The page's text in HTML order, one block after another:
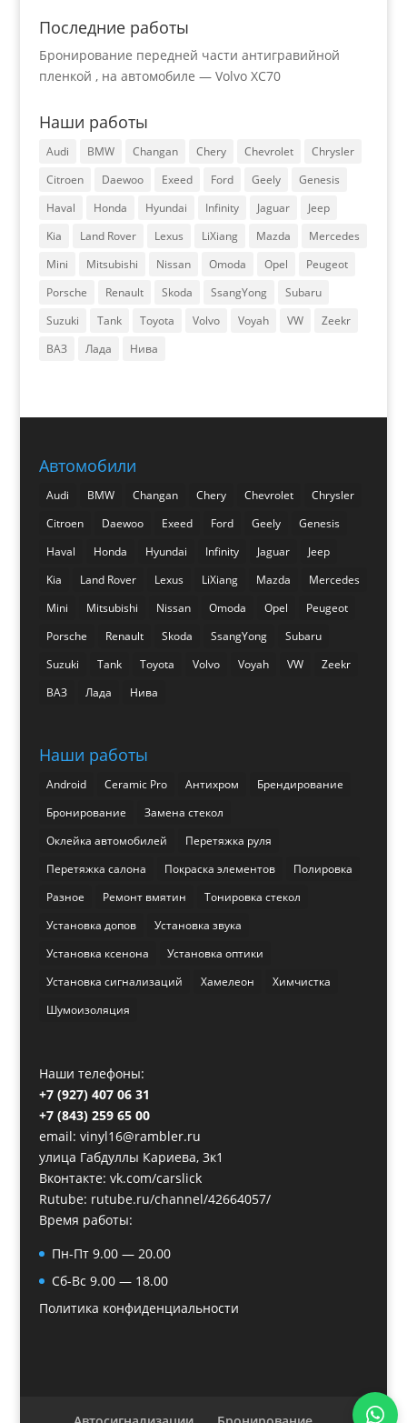
Последние работы
Бронирование передней части антигравийной
пленкой , на автомобиле — Volvo XC70
Наши работы
Audi BMW Changan Chery Chevrolet
Chrysler
Citroen
Daewoo Exeed Ford Geely
Genesis
Haval
Honda Hyundai Infinity Jaguar
Jeep
Kia
Land Rover Lexus LiXiang Mazda
Mercedes
Mini
Mitsubishi Nissan Omoda Opel
Peugeot
Porsche
Renault Skoda SsangYong
Subaru
Suzuki
Tank Toyota Volvo Voyah VW
Zeekr
ВАЗ
Лада Нива
Автомобили
Audi BMW Changan Chery Chevrolet
Chrysler
Citroen
Daewoo Exeed Ford Geely
Genesis
Haval
Honda Hyundai Infinity Jaguar
Jeep
Kia
Land Rover Lexus LiXiang Mazda
Mercedes
Mini
Mitsubishi Nissan Omoda Opel
Peugeot
Porsche
Renault Skoda SsangYong
Subaru
Suzuki
Tank Toyota Volvo Voyah VW
Zeekr
ВАЗ
Лада Нива
Наши работы
Android Ceramic Pro Антихром
Брендирование
Бронирование
Замена стекол
Оклейка автомобилей
Перетяжка руля
Перетяжка салона
Покраска элементов
Полировка
Разное
Ремонт вмятин
Тонировка стекол
Установка допов
Установка звука
Установка ксенона
Установка оптики
Установка сигнализаций
Хамелеон
Химчистка
Шумоизоляция
Наши телефоны:
+7 (927) 407 06 31
+7 (843) 259 65 00
email: vinyl16@rambler.ru
улица Габдуллы Кариева, 3к1
Вконтакте: vk.com/carslick
Rutube: rutube.ru/channel/42664057/
Время работы:
Пн-Пт 9.00 — 20.00
Сб-Вс 9.00 — 18.00
Политика конфиденциальности